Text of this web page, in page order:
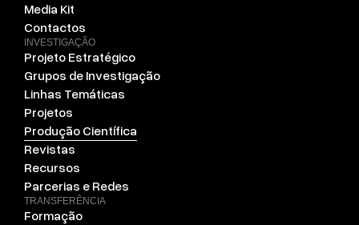
Media Kit
Contactos
INVESTIGAÇÃO
Projeto Estratégico
Grupos de Investigação
Linhas Temáticas
Projetos
Produção Científica
Revistas
Recursos
Parcerias e Redes
TRANSFERÊNCIA
Formação